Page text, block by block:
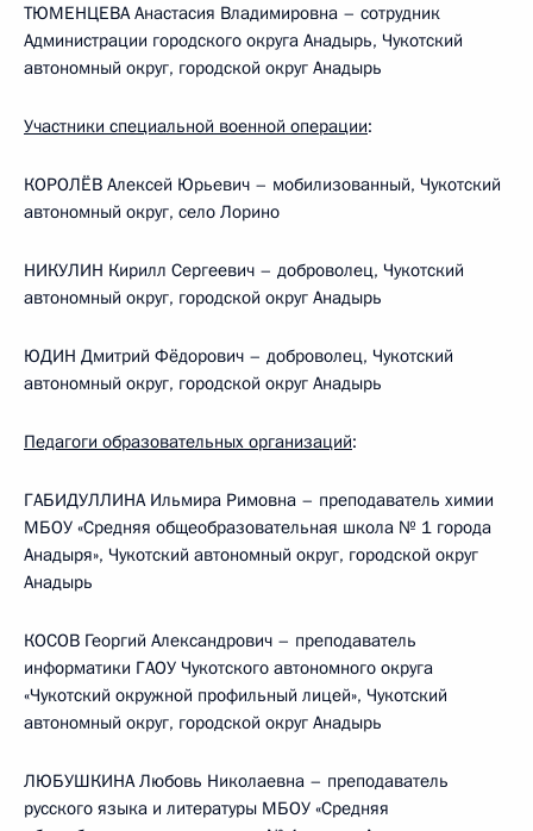
ТЮМЕНЦЕВА Анастасия Владимировна – сотрудник
Администрации городского округа Анадырь, Чукотский
автономный округ, городской округ Анадырь
Участники специальной военной операции:
КОРОЛЁВ Алексей Юрьевич – мобилизованный, Чукотский
автономный округ, село Лорино
НИКУЛИН Кирилл Сергеевич – доброволец, Чукотский
автономный округ, городской округ Анадырь
ЮДИН Дмитрий Фёдорович – доброволец, Чукотский
автономный округ, городской округ Анадырь
Педагоги образовательных организаций:
ГАБИДУЛЛИНА Ильмира Римовна – преподаватель химии
МБОУ «Средняя общеобразовательная школа № 1 города
Анадыря», Чукотский автономный округ, городской округ
Анадырь
КОСОВ Георгий Александрович – преподаватель
информатики ГАОУ Чукотского автономного округа
«Чукотский окружной профильный лицей», Чукотский
автономный округ, городской округ Анадырь
ЛЮБУШКИНА Любовь Николаевна – преподаватель
русского языка и литературы МБОУ «Средняя